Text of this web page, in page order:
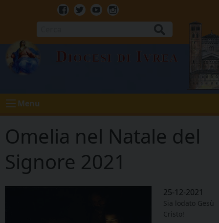
Facebook
TwitterYoutubeInstagram
Diocesi di Ivrea
Menu
Omelia nel Natale del
Signore 2021
25-12-2021
Sia lodato Gesù
Cristo!